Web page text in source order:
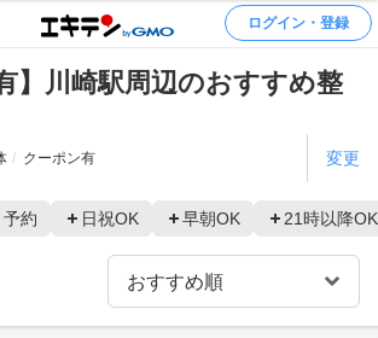
ログイン・登録
】川崎駅周辺のおすすめ整
クーポン有 変更
約 日祝OK 早朝OK 21時以降OK